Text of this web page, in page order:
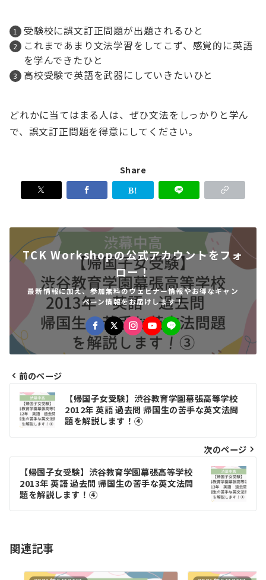
受験校に誤文訂正問題が出題されるひと
これまであまり文法学習をしてこず、感覚的に英語
を学んできたひと
高校受験で英語を武器にしていきたいひと
どれかに当てはまる人は、ぜひ文法をしっかりと学ん
で、誤文訂正問題を得意にしてください。
Share
TCK Workshopの公式アカウントをフォ
ロー！
最新情報に加え、参加無料のウェビナー情報やお得なキャン
ペーン情報をお届けします！
投
稿
ナ
ビ
ー
シ
ン
前のページ
【帰国子女受験】渋谷教育学園幕張高等学校
2012年 英語 過去問 帰国生の苦手な英文法問
題を解説します！④
次のページ
【帰国子女受験】渋谷教育学園幕張高等学校
2013年 英語 過去問 帰国生の苦手な英文法問
題を解説します！④
関連記事